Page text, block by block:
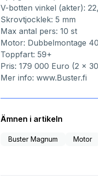
V-botten vinkel (akter):
Skrovtjocklek: 5 mm
Max antal pers: 10 st
Motor: Dubbelmontage
Toppfart: 59+
Pris: 179 000 Euro (2 x
Mer info: www.Buster.fi
Ämnen i artikeln
Buster Magnum Motor